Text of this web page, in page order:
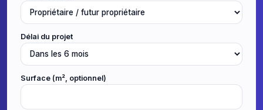
Délai du projet
Surface (m², optionnel)